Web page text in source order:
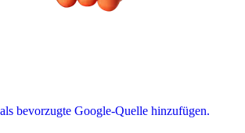
bevorzugte Google-Quelle hinzufügen.